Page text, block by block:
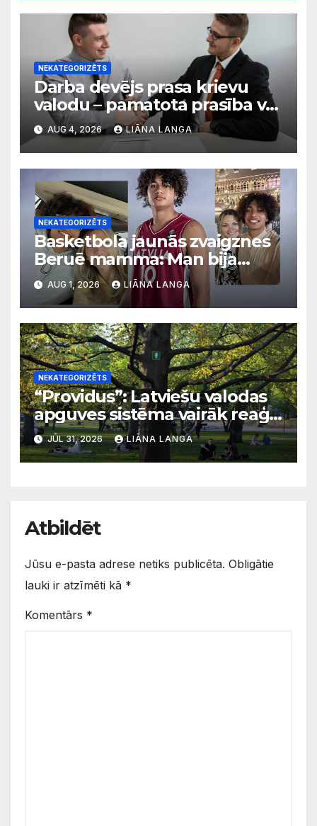
NEKATEGORIZĒTS
Darba devējs prasa krievu
valodu – pamatota prasība vai
diskriminācija? Skaidro VDI
AUG 4, 2026 LIĀNA LANGA
NEKATEGORIZĒTS
Basketbola jaunās zvaigznes
Beruē mamma: Man bija
svarīgi, lai bērni apgūst
latviešu valodu
AUG 1, 2026 LIĀNA LANGA
NEKATEGORIZĒTS
“Providus”: Latviešu valodas
apguves sistēma vairāk reaģē
uz krīzēm nekā ilgtermiņa
migrācijas tendencēm
JŪL 31, 2026 LIĀNA LANGA
Atbildēt
Jūsu e-pasta adrese netiks publicēta. Obligātie
lauki ir atzīmēti kā *
Komentārs *